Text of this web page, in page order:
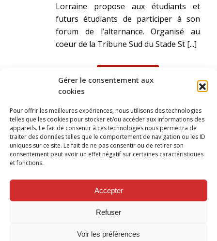
Gérer le consentement aux
cookies
Pour offrir les meilleures expériences, nous utilisons des technologies
telles que les cookies pour stocker et/ou accéder aux informations des
appareils. Le fait de consentir à ces technologies nous permettra de
traiter des données telles que le comportement de navigation ou les ID
uniques sur ce site. Le fait de ne pas consentir ou de retirer son
consentement peut avoir un effet négatif sur certaines caractéristiques
et fonctions.
Accepter
Refuser
Voir les préférences
Lorraine propose aux étudiants et
futurs étudiants de participer à son
forum de l’alternance. Organisé au
coeur de la Tribune Sud du Stade St [...]